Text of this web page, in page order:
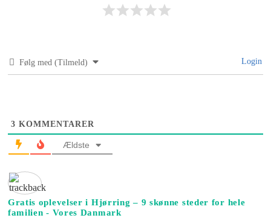
Følg med (Tilmeld) Login
3 KOMMENTARER
Ældste
Gratis oplevelser i Hjørring – 9 skønne steder for hele
familien - Vores Danmark